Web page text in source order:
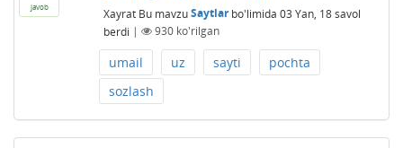
javob Xayrat Bu mavzuSaytlarbo'limida 03 Yan, 18 savol
berdi | 930ko'rilgan
umail uz sayti
pochta
sozlash